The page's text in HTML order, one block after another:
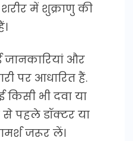
में शुक्राणु की
जानकारियां और
पर आधारित हैं.
किसी भी दवा या
पहले डॉक्टर या
जरूर लें।